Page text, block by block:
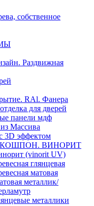
собственное
Раздвижная
RAl. Фанера
для дверей
панели мдф
Массива
3D эффектом
ВИНОРИТ
(vinorit UV)
глянцевая
матовая
металлик/
металлики